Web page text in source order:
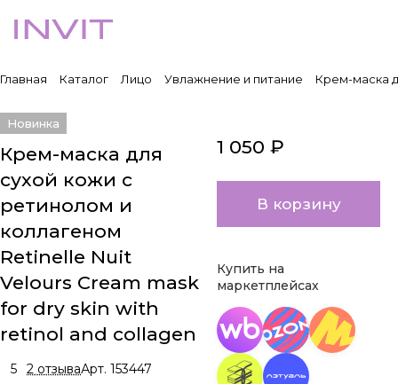
Главная Каталог Лицо Увлажнение и питание Крем-маска
Новинка
Крем-маска для
сухой кожи с
ретинолом и
коллагеном
Retinelle Nuit
Velours Cream mask
for dry skin with
retinol and collagen
5 2 отзываАрт. 153447
1 050 ₽
В корзину
Купить на
маркетплейсах